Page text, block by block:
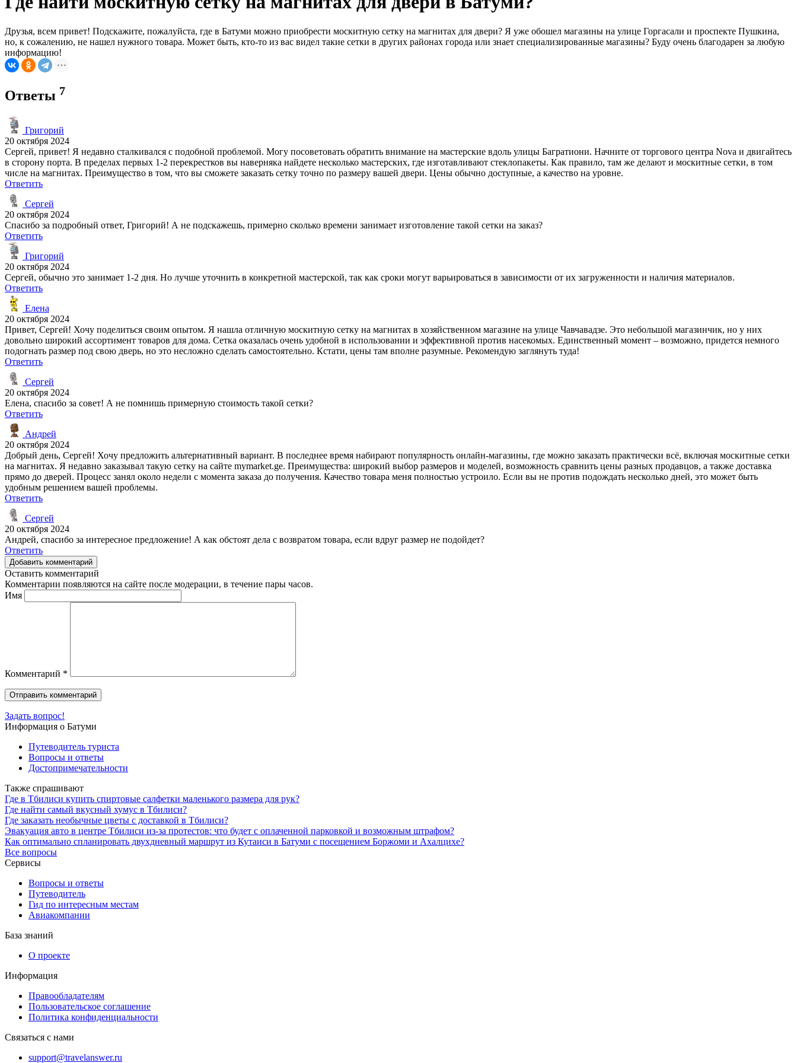
Друзья, всем привет! Подскажите, пожалуйста, где в Батуми можно приобрести москитную сетку на магнитах для двери? Я уже обошел магазины на улице Горгасали и проспекте Пушкина,
но, к сожалению, не нашел нужного товара. Может быть, кто-то из вас видел такие сетки в других районах города или знает специализированные магазины? Буду очень благодарен за любую
информацию!
Ответы 7
Григорий
20 октября 2024
Сергей, привет! Я недавно сталкивался с подобной проблемой. Могу посоветовать обратить внимание на мастерские вдоль улицы Багратиони. Начните от торгового центра Nova и двигайтесь
в сторону порта. В пределах первых 1-2 перекрестков вы наверняка найдете несколько мастерских, где изготавливают стеклопакеты. Как правило, там же делают и москитные сетки, в том
числе на магнитах. Преимущество в том, что вы сможете заказать сетку точно по размеру вашей двери. Цены обычно доступные, а качество на уровне.
Ответить
Сергей
20 октября 2024
Спасибо за подробный ответ, Григорий! А не подскажешь, примерно сколько времени занимает изготовление такой сетки на заказ?
Ответить
Григорий
20 октября 2024
Сергей, обычно это занимает 1-2 дня. Но лучше уточнить в конкретной мастерской, так как сроки могут варьироваться в зависимости от их загруженности и наличия материалов.
Ответить
Елена
20 октября 2024
Привет, Сергей! Хочу поделиться своим опытом. Я нашла отличную москитную сетку на магнитах в хозяйственном магазине на улице Чавчавадзе. Это небольшой магазинчик, но у них
довольно широкий ассортимент товаров для дома. Сетка оказалась очень удобной в использовании и эффективной против насекомых. Единственный момент – возможно, придется немного
подогнать размер под свою дверь, но это несложно сделать самостоятельно. Кстати, цены там вполне разумные. Рекомендую заглянуть туда!
Ответить
Сергей
20 октября 2024
Елена, спасибо за совет! А не помнишь примерную стоимость такой сетки?
Ответить
Андрей
20 октября 2024
Добрый день, Сергей! Хочу предложить альтернативный вариант. В последнее время набирают популярность онлайн-магазины, где можно заказать практически всё, включая москитные сетки
на магнитах. Я недавно заказывал такую сетку на сайте mymarket.ge. Преимущества: широкий выбор размеров и моделей, возможность сравнить цены разных продавцов, а также доставка
прямо до дверей. Процесс занял около недели с момента заказа до получения. Качество товара меня полностью устроило. Если вы не против подождать несколько дней, это может быть
удобным решением вашей проблемы.
Ответить
Сергей
20 октября 2024
Андрей, спасибо за интересное предложение! А как обстоят дела с возвратом товара, если вдруг размер не подойдет?
Ответить
Добавить комментарий
Оставить комментарий
Комментарии появляются на сайте после модерации, в течение пары часов.
Имя
Комментарий *
Задать вопрос!
Информация о Батуми
Путеводитель туриста
Вопросы и ответы
Достопримечательности
Также спрашивают
Где в Тбилиси купить спиртовые салфетки маленького размера для рук?
Где найти самый вкусный хумус в Тбилиси?
Где заказать необычные цветы с доставкой в Тбилиси?
Эвакуация авто в центре Тбилиси из-за протестов: что будет с оплаченной парковкой и возможным штрафом?
Как оптимально спланировать двухдневный маршрут из Кутаиси в Батуми с посещением Боржоми и Ахалцихе?
Все вопросы
Сервисы
Вопросы и ответы
Путеводитель
Гид по интересным местам
Авиакомпании
База знаний
О проекте
Информация
Правообладателям
Пользовательское соглашение
Политика конфиденциальности
Связаться с нами
support@travelanswer.ru